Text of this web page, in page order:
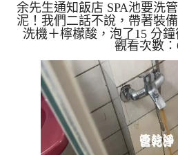
余先生通知飯店 SPA池要洗
泥！我們二話不說，帶著裝
洗機＋檸檬酸，泡了15 分
式，多年的泥漿瞬間噴發，地
清洗過後，水質從「黃泥湯」
水量都恢復正常了！ 管路塞
最心安！ 清洗水管, 水管清洗
...
觀看次數：